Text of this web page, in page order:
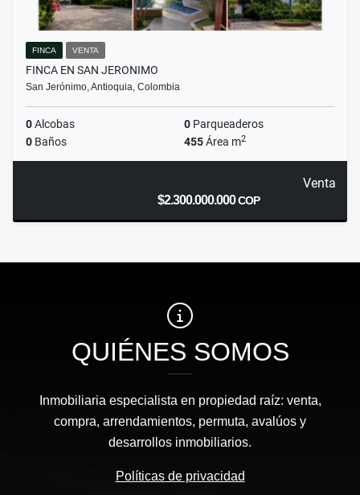
FINCA VENTA
FINCA EN SAN JERONIMO
San Jerónimo, Antioquia, Colombia
0Alcobas 0 Parqueaderos
0 Baños 455Área m2
Venta
$2.300.000.000COP
QUIÉNES SOMOS
Inmobiliaria especialista en propiedad raíz: venta,
compra, arrendamientos, permuta, avalúos y
desarrollos inmobiliarios.
Políticas de privacidad